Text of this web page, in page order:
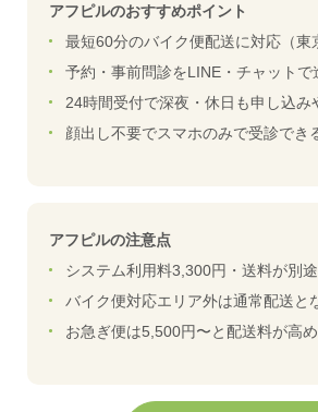
アフピルのおすすめポイント
最短60分のバイク便配送に対応（東
予約・事前問診をLINE・チャットで
24時間受付で深夜・休日も申し込み
顔出し不要でスマホのみで受診でき
アフピルの注意点
システム利用料3,300円・送料が別
バイク便対応エリア外は通常配送と
お急ぎ便は5,500円〜と配送料が高め